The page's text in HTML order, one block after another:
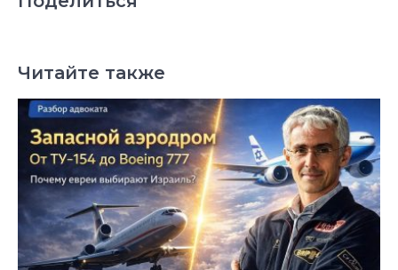
Читайте также